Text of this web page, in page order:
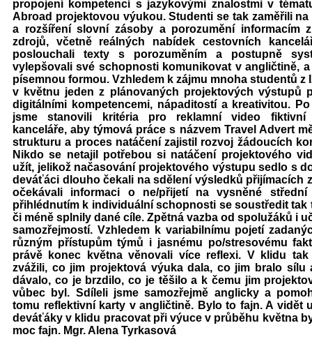
propojení kompetencí s jazykovými znalostmi v
Abroad projektovou výukou. Studenti se tak zaměřili na
a rozšíření slovní zásoby a porozumění informacím
zdrojů, včetně reálných nabídek cestovních
poslouchali texty s porozuměním a postupně
vylepšovali své schopnosti komunikovat v angličtině,
písemnou formou. Vzhledem k zájmu mnoha studentů z
v květnu jeden z plánovaných projektových výstupů
digitálními kompetencemi, nápaditostí a kreativitou.
jsme stanovili kritéria pro reklamní video fiktivní
kanceláře, aby týmová práce s názvem Travel Advert
strukturu a proces natáčení zajistil rozvoj žádoucích
Nikdo se netajil potřebou si natáčení projektového
užít, jelikož načasování projektového výstupu sedlo s
deváťáci dlouho čekali na sdělení výsledků přijímacích
očekávali informaci o ne/přijetí na vysněné
přihlédnutím k individuální schopnosti se soustředit tak
či méně splnily dané cíle. Zpětná vazba od spolužáků i
samozřejmostí. Vzhledem k variabilnímu pojetí
různým přístupům týmů i jasnému po/stresovému
právě konec května věnovali více reflexi. V klidu tak
zvážili, co jim projektová výuka dala, co jim bralo sílu
dávalo, co je brzdilo, co je těšilo a k čemu jim
vůbec byl. Sdíleli jsme samozřejmě anglicky a
tomu reflektivní karty v angličtině. Bylo to fajn. A vidět
deváťáky v klidu pracovat při výuce v průběhu května
moc fajn. Mgr. Alena Tyrkasová